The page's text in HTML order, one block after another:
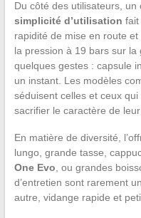
Du côté des utilisateurs,
simplicité d’utilisation fait
rapidité de mise en route
la pression à 19 bars sur la
quelques gestes : capsule
un instant. Les modèles
séduisent celles et ceux
sacrifier le caractère de leur
En matière de diversité,
lungo, grande tasse,
One Evo , ou grandes
d’entretien sont rarement
autre, vidange rapide et